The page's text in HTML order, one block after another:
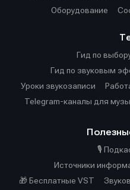
Оборудование
Гид по
Гид по звуковым
Уроки звукозаписи
Telegram-каналы для
🎙️
Источники
🎁 Бесплатные VST